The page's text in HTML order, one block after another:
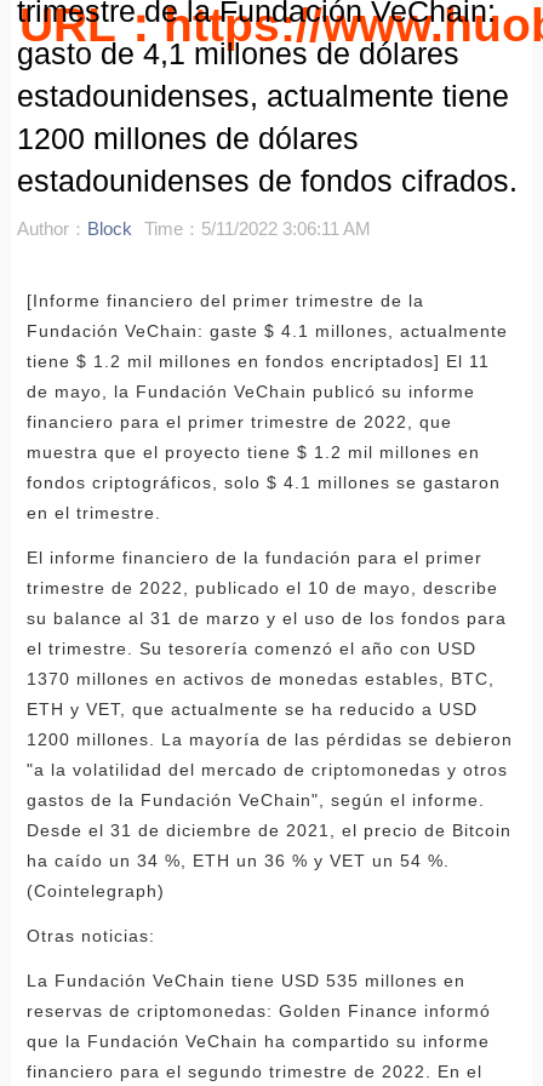
URL：https://
trimestre de la Fundación VeChain:
gasto de 4,1 millones de dólares
estadounidenses, actualmente tiene
1200 millones de dólares
estadounidenses de fondos cifrados.
Author： Block Time：5/11/2022 3:06:11 AM
[Informe financiero del primer trimestre de la
Fundación VeChain: gaste $ 4.1 millones, actualmente
tiene $ 1.2 mil millones en fondos encriptados] El 11
de mayo, la Fundación VeChain publicó su informe
financiero para el primer trimestre de 2022, que
muestra que el proyecto tiene $ 1.2 mil millones en
fondos criptográficos, solo $ 4.1 millones se gastaron
en el trimestre.
El informe financiero de la fundación para el primer
trimestre de 2022, publicado el 10 de mayo, describe
su balance al 31 de marzo y el uso de los fondos para
el trimestre. Su tesorería comenzó el año con USD
1370 millones en activos de monedas estables, BTC,
ETH y VET, que actualmente se ha reducido a USD
1200 millones. La mayoría de las pérdidas se debieron
"a la volatilidad del mercado de criptomonedas y otros
gastos de la Fundación VeChain", según el informe.
Desde el 31 de diciembre de 2021, el precio de Bitcoin
ha caído un 34 %, ETH un 36 % y VET un 54 %.
(Cointelegraph)
Otras noticias:
La Fundación VeChain tiene USD 535 millones en
reservas de criptomonedas: Golden Finance informó
que la Fundación VeChain ha compartido su informe
financiero para el segundo trimestre de 2022. En el